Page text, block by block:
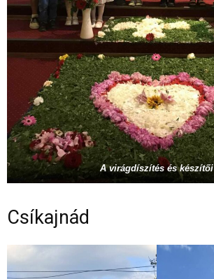
A virágdíszítés és készítői
Csíkajnád